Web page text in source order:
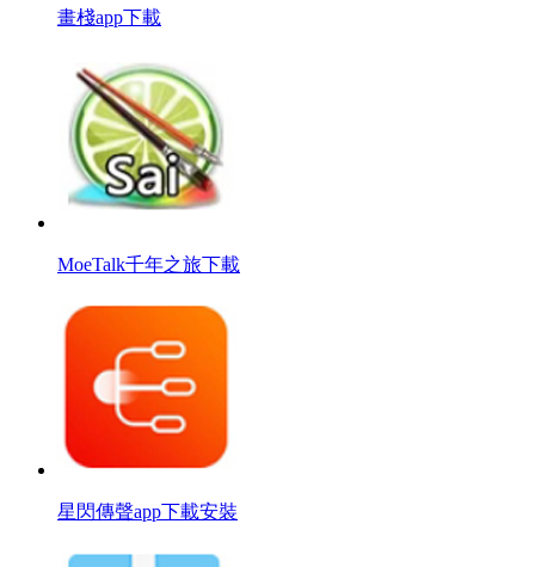
畫棧app下載
MoeTalk千年之旅下載
星閃傳聲app下載安裝